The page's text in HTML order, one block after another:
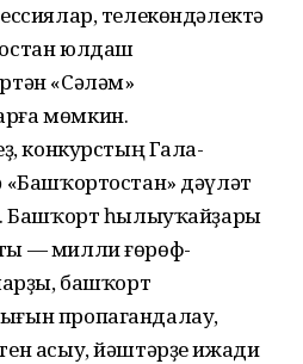
телекөндәлектә
юлдаш
«Сәләм»
мөмкин.
конкурстың Гала-
дәүләт
Башҡорт һылыуҡайҙары
— милли ғөрөф-
башҡорт
пропагандалау,
асыу, йәштәрҙе ижади